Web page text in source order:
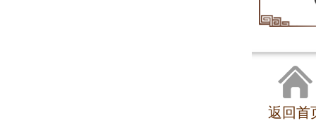
返回首